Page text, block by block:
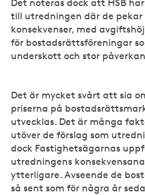
Det noteras dock att HSB
till utredningen där de
konsekvenser, med
för bostadsrättsföreningar
underskott och stor
Det är mycket svårt att sia
priserna på
utvecklas. Det är många
utöver de förslag som
dock Fastighetsägarnas
utredningens
ytterligare. Avseende de
så sent som för några år